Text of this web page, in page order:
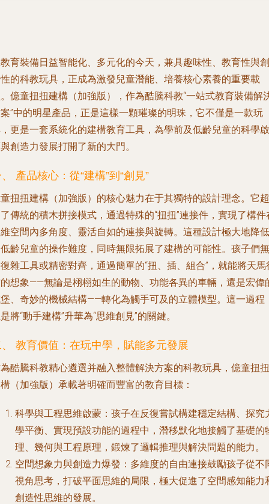
育裝備日益智能化、多元化的今天，兼具趣味性、教育性與創
的科教玩具，正成為激發兒童潛能、培養核心素養的重要載
億童扭扭建構（加強版），作為酷騰科教“一站式教育裝備解
”中的明星產品，正是這樣一顆璀璨的明珠，它不僅是一款玩
更是一套系統化的建構教育工具，為學前及低齡兒童的科學啟
創造力發展打開了新的大門。
產品核心：從“建構”到“創見”
扭扭建構（加強版）的核心魅力在于其獨特的設計理念。它超
傳統的積木拼接模式，通過特殊的“扭扭”連接件，實現了構件
空間內多角度、靈活自如的連接與旋轉。這種設計極大地降低
齡兒童的操作難度，同時無限拓展了建構的可能性。孩子們無
雜工具或精密對齊，通過簡單的“扭、插、組合”，就能將天馬
想象——無論是栩栩如生的動物、功能各異的車輛，還是宏偉
、奇妙的機械結構——轉化為觸手可及的立體模型。這一過程
將“動手建構”升華為“思維創見”的關鍵。
教育價值：在玩中學，賦能多元發展
酷騰科教精心遴選并融入整體解決方案的科教玩具，億童扭扭
（加強版）承載著明確而豐富的教育目標：
科學與工程思維啟蒙 ：孩子在反復嘗試構建穩定結構、探究
學平衡、實現預設功能的過程中，潛移默化地接觸了基礎的
理、幾何與工程原理，鍛煉了邏輯推理與解決問題的能力。
空間想象力與創造力爆發 ：多維度的自由連接鼓勵孩子從不
視角思考，打破平面思維的局限，極大促進了空間感知能力
創造性思維的發展。